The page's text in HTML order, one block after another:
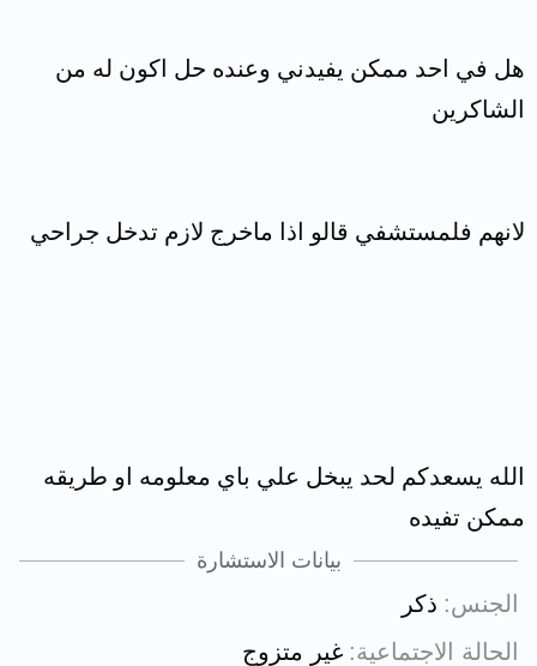
هل في احد ممكن يفيدني وعنده حل اكون له من
الشاكرين
لانهم فلمستشفي قالو اذا ماخرج لازم تدخل جراحي
الله يسعدكم لحد يبخل علي باي معلومه او طريقه
ممكن تفيده
بيانات الاستشارة
الجنس ذكر
الحالة الاجتماعية غير متزوج